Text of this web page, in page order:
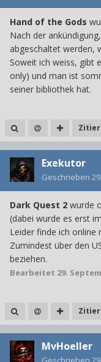
Hand of the Gods
Nach der
abgeschaltet werden,
Soweit ich weiss, gibt
only) und man ist
seiner bibliothek hat.
Exekutor
Geschrieben
Dark Quest 2 wurde
(dabei wurde es erst
Leider finde ich online
Zumindest über den
beziehen.
Bearbeitet 29.
MvHoeller